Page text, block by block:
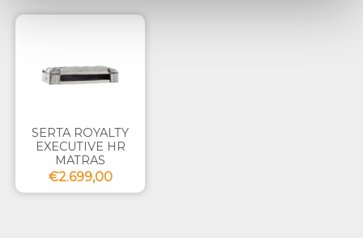
SERTA ROYALTY
EXECUTIVE HR
MATRAS
€2.699,00